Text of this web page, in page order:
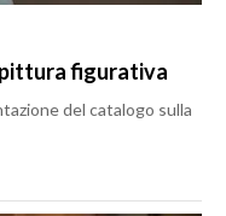
pittura figurativa
del catalogo sulla